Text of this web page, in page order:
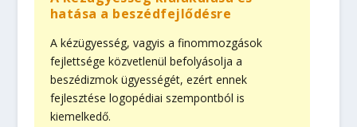
hatása a beszédfejlődésre
A kézügyesség, vagyis a finommozgások
fejlettsége közvetlenül befolyásolja a
beszédizmok ügyességét, ezért ennek
fejlesztése logopédiai szempontból is
kiemelkedő.